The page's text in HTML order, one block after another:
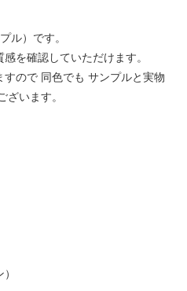
ル）です。
を確認していただけます。
ので 同色でも サンプルと実物
ざいます。